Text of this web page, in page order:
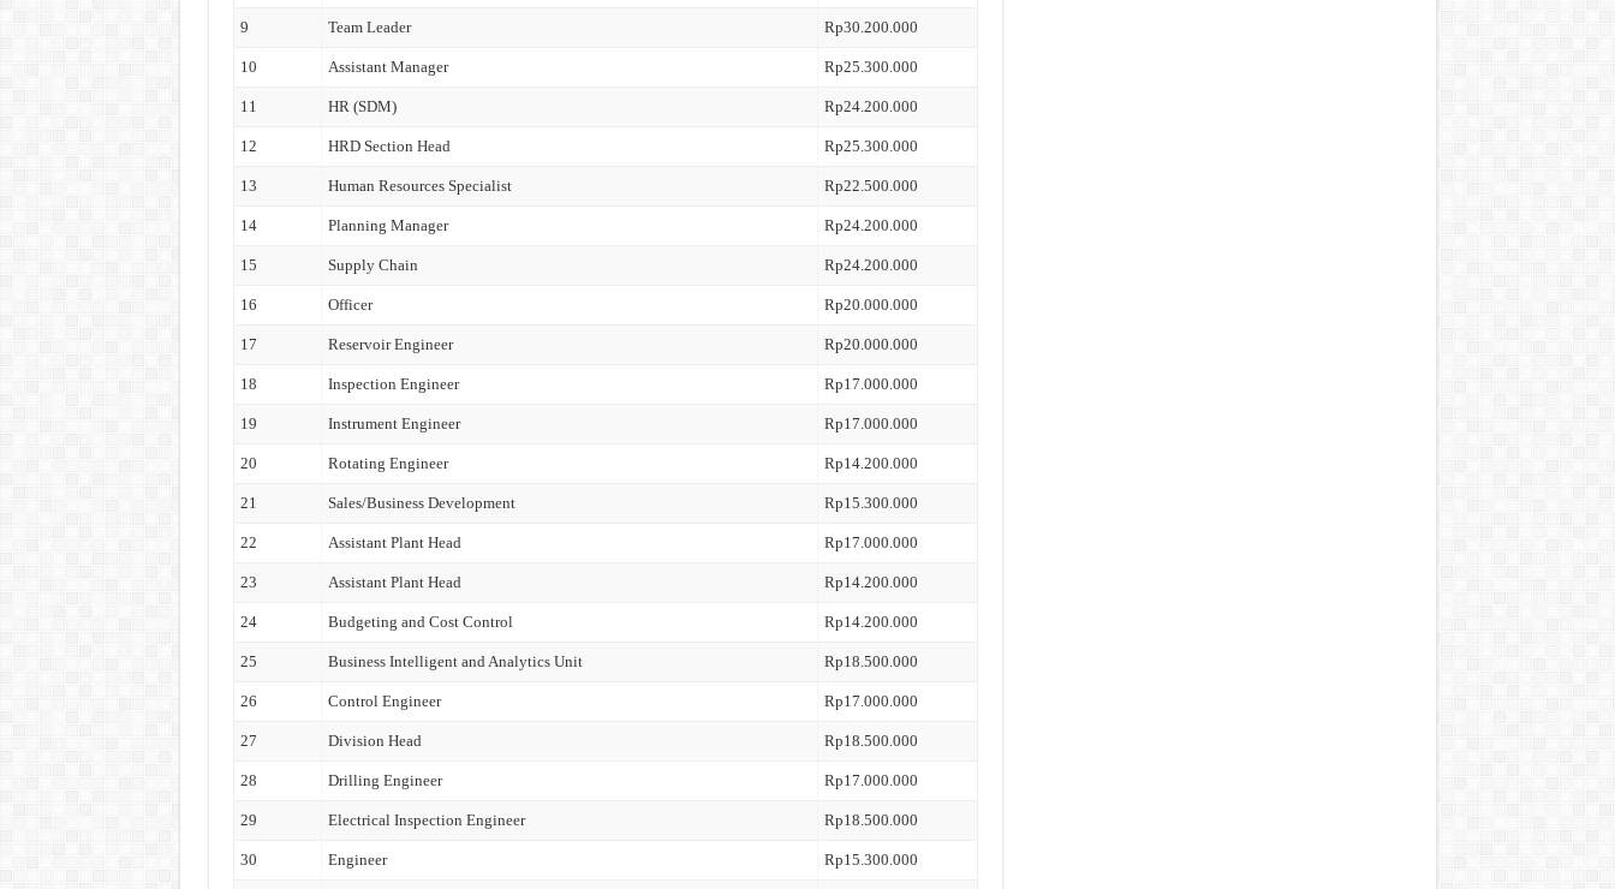
9 Team Leader Rp30.200.000
10 Assistant Manager Rp25.300.000
11 HR (SDM) Rp24.200.000
12 HRD Section Head Rp25.300.000
13 Human Resources Specialist Rp22.500.000
14 Planning Manager Rp24.200.000
15 Supply Chain Rp24.200.000
16 Officer Rp20.000.000
17 Reservoir Engineer Rp20.000.000
18 Inspection Engineer Rp17.000.000
19 Instrument Engineer Rp17.000.000
20 Rotating Engineer Rp14.200.000
21 Sales/Business Development Rp15.300.000
22 Assistant Plant Head Rp17.000.000
23 Assistant Plant Head Rp14.200.000
24 Budgeting and Cost Control Rp14.200.000
25 Business Intelligent and Analytics Unit Rp18.500.000
26 Control Engineer Rp17.000.000
27 Division Head Rp18.500.000
28 Drilling Engineer Rp17.000.000
29 Electrical Inspection Engineer Rp18.500.000
30 Engineer Rp15.300.000